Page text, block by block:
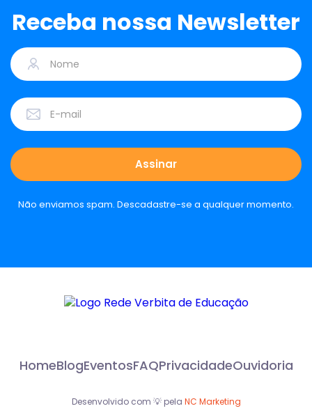
Receba nossa Newsletter
Não enviamos spam. Descadastre-se a qualquer momento.
HomeBlogEventosFAQPrivacidadeOuvidoria
Desenvolvido com 💡 pela NC Marketing